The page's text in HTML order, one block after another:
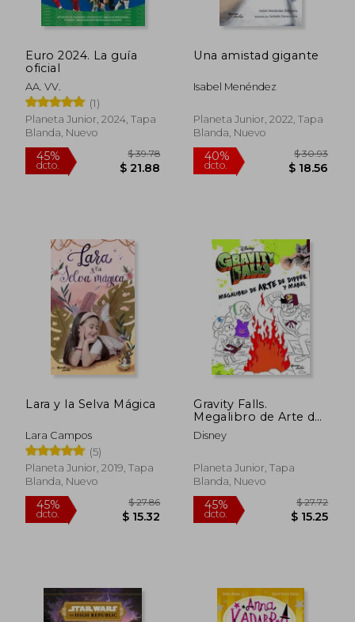
45% 45%
Euro 2024. La guía
oficial
AA. VV.
(1)
Planeta Junior, 2024, Tapa
Blanda, Nuevo
45% $ 39.78
Una amistad gigante
Isabel Menéndez
Planeta Junior, 2022, Tapa
Blanda, Nuevo
40% $
Lara y la Selva Mágica
Lara Campos
(5)
Planeta Junior, 2019, Tapa
Blanda, Nuevo
Gravity Falls.
Megalibro de Arte de
Dipper y Mabel
Disney
Planeta Junior, Tapa
Blanda, Nuevo